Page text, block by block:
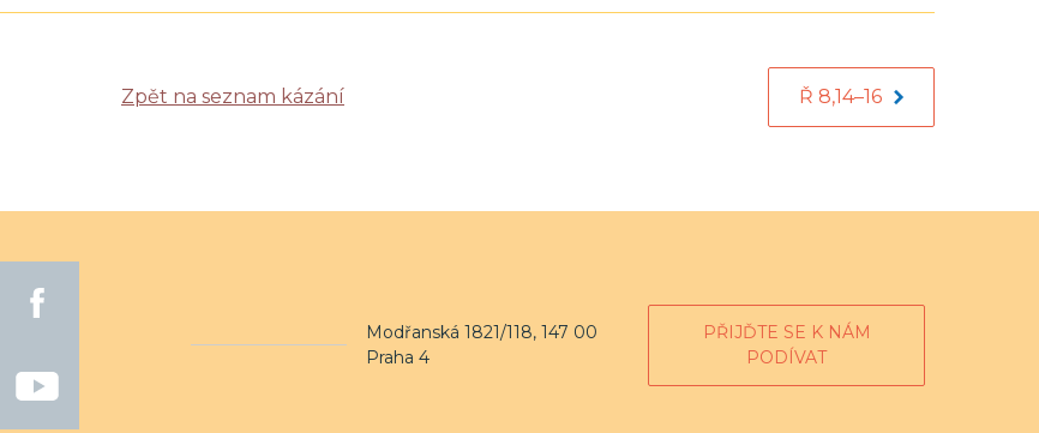
Zpět na seznam kázání Ř 8,14–16
Modřanská 1821/118, 147 00
Praha 4
PŘIJĎTE SE K NÁM
PODÍVAT